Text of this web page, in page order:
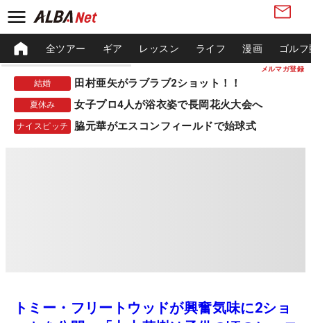
メルマガ登録
全ツアー ギア レッスン ライフ 漫画 ゴル
結婚 田村亜矢がラブラブ2ショット！！
夏休み 女子プロ4人が浴衣姿で長岡花火大会へ
ナイスピッチ 脇元華がエスコンフィールドで始球式
トミー・フリートウッドが興奮気味に2ショ